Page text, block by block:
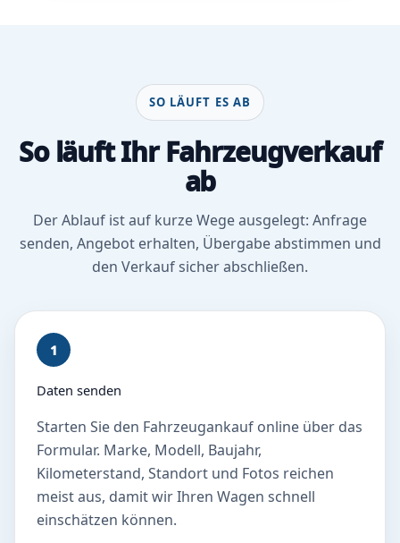
SO LÄUFT ES AB
So läuft Ihr Fahrzeugverkauf
ab
Der Ablauf ist auf kurze Wege ausgelegt: Anfrage
senden, Angebot erhalten, Übergabe abstimmen und
den Verkauf sicher abschließen.
1
Daten senden
Starten Sie den Fahrzeugankauf online über das
Formular. Marke, Modell, Baujahr,
Kilometerstand, Standort und Fotos reichen
meist aus, damit wir Ihren Wagen schnell
einschätzen können.